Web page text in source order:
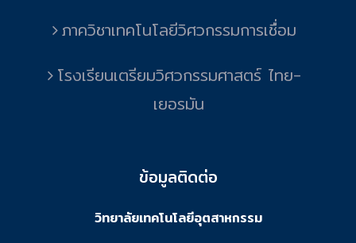
ภาควิชาเทคโนโลยีวิศวกรรมการเชื่อม
โรงเรียนเตรียมวิศวกรรมศาสตร์ ไทย-
เยอรมัน
ข้อมูลติดต่อ
วิทยาลัยเทคโนโลยีอุตสาหกรรม